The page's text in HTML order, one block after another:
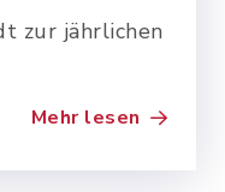
zur jährlichen
Mehr lesen